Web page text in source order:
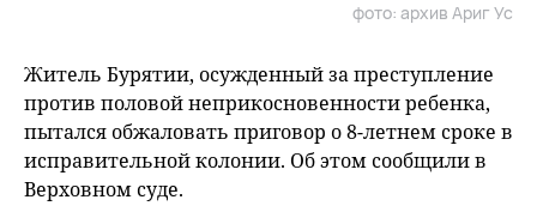
фото: архив Ариг Ус
Житель Бурятии, осужденный за преступление
против половой неприкосновенности ребенка,
пытался обжаловать приговор о 8-летнем сроке в
исправительной колонии. Об этом сообщили в
Верховном суде.